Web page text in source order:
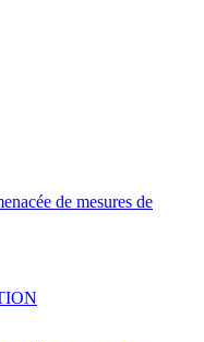
de mesures de